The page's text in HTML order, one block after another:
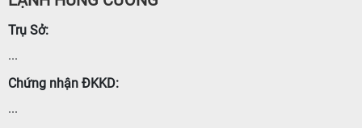
Trụ Sở:
...
Chứng nhận ĐKKD:
...